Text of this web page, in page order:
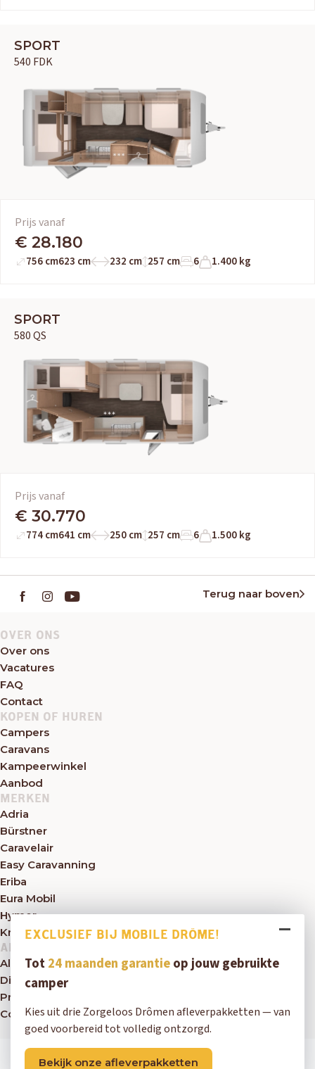
SPORT
540 FDK
Prijs vanaf
€ 28.180
756 cm623 cm 232 cm 257 cm 6 1.400 kg
SPORT
580 QS
Prijs vanaf
€ 30.770
774 cm641 cm 250 cm 257 cm 6 1.500 kg
Terug naar boven
OVER ONS
Over ons
Vacatures
FAQ
Contact
KOPEN OF HUREN
Campers
Caravans
Kampeerwinkel
Aanbod
MERKEN
Adria
Bürstner
Caravelair
Easy Caravanning
Eriba
Eura Mobil
Hymer
Knaus
ALGEMEEN
Algemene voorwaarden
Disclaimer
Privacybeleid
Contact
Copyright © 2026 Mobile Drôme
EXCLUSIEF BIJ MOBILE DRÔME!
Tot24 maanden garantieop jouw gebruikte
camper
Kies uit drie Zorgeloos Drômen afleverpakketten — van
goed voorbereid tot volledig ontzorgd.
Bekijk onze afleverpakketten